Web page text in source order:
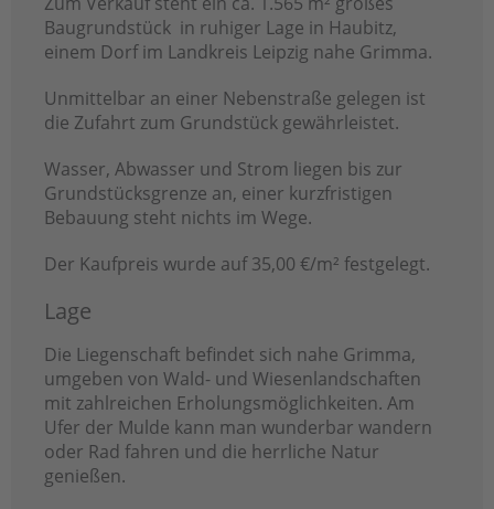
Baugrundstück in ruhiger Lage in Haubitz,
einem Dorf im Landkreis Leipzig nahe Grimma.
Unmittelbar an einer Nebenstraße gelegen ist
die Zufahrt zum Grundstück gewährleistet.
Wasser, Abwasser und Strom liegen bis zur
Grundstücksgrenze an, einer kurzfristigen
Bebauung steht nichts im Wege.
Der Kaufpreis wurde auf 35,00 €/m² festgelegt.
Lage
Die Liegenschaft befindet sich nahe Grimma,
umgeben von Wald- und Wiesenlandschaften
mit zahlreichen Erholungsmöglichkeiten. Am
Ufer der Mulde kann man wunderbar wandern
oder Rad fahren und die herrliche Natur
genießen.